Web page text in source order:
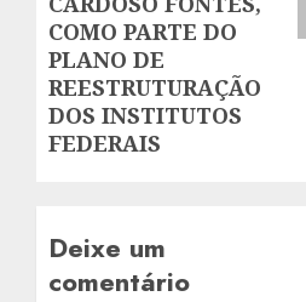
COMO PARTE DO
PLANO DE
REESTRUTURAÇÃO
DOS INSTITUTOS
FEDERAIS
Deixe um
comentário